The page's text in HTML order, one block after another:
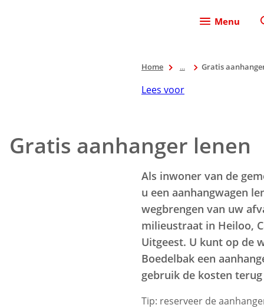
Menu
Home ... Gratis
Lees voor
Gratis aanhanger lenen
Als inwoner van de
u een aanhangwagen
wegbrengen van uw
milieustraat in Heiloo,
Uitgeest. U kunt op de
Boedelbak een
gebruik de kosten
Tip: reserveer de